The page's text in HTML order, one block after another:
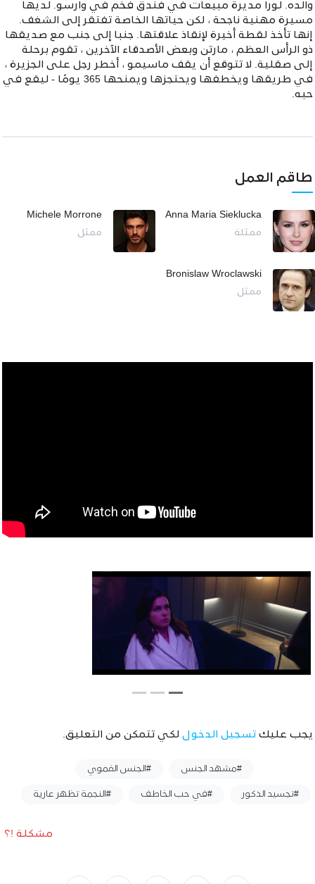
والده. لورا مديرة مبيعات في فندق فخم في وارسو. لديها
مسيرة مهنية ناجحة ، لكن حياتها الخاصة تفتقر إلى الشغف.
إنها تأخذ لقطة أخيرة لإنقاذ علاقتها. جنبا إلى جنب مع صديقها
ذو الرأس العظم ، مارتن وبعض الأصدقاء الآخرين ، تقوم برحلة
إلى صقلية. لا تتوقع أن يقف ماسيمو ، أخطر رجل على الجزيرة ،
في طريقها ويخطفها ويحتجزها ويمنحها 365 يومًا - ليقع في
حبه.
طاقم العمل
Anna Maria Sieklucka
ممثلة
Michele Morrone
ممثل
Bronislaw Wroclawski
ممثل
يجب عليك تسجيل الدخول لكي تتمكن من التعليق.
#مشهد الجنس #الجنس الفموي
#تجسيد الذكور #في حب الخاطف #النجمة تظهر عارية
مشكلة !؟